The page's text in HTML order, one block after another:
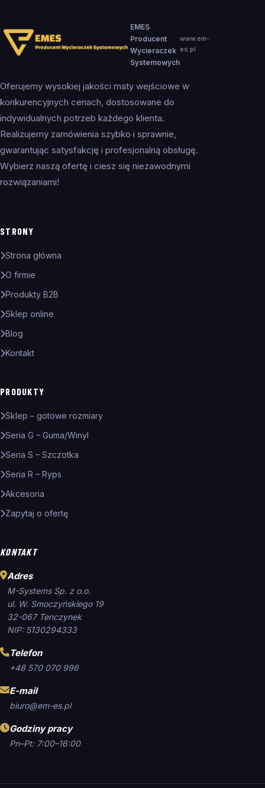
EMES
Producent
Wycieraczek
Systemowych
www.em-
es.pl
Oferujemy wysokiej jakości maty wejściowe w
konkurencyjnych cenach, dostosowane do
indywidualnych potrzeb każdego klienta.
Realizujemy zamówienia szybko i sprawnie,
gwarantując satysfakcję i profesjonalną obsługę.
Wybierz naszą ofertę i ciesz się niezawodnymi
rozwiązaniami!
STRONY
Strona główna
O firmie
Produkty B2B
Sklep online
Blog
Kontakt
PRODUKTY
Sklep – gotowe rozmiary
Seria G – Guma/Winyl
Seria S – Szczotka
Seria R – Ryps
Akcesoria
Zapytaj o ofertę
KONTAKT
Adres
M-Systems Sp. z o.o.
ul. W. Smoczyńskiego 19
32-067 Tenczynek
NIP: 5130294333
Telefon
+48 570 070 996
E-mail
biuro@em-es.pl
Godziny pracy
Pn–Pt: 7:00–16:00